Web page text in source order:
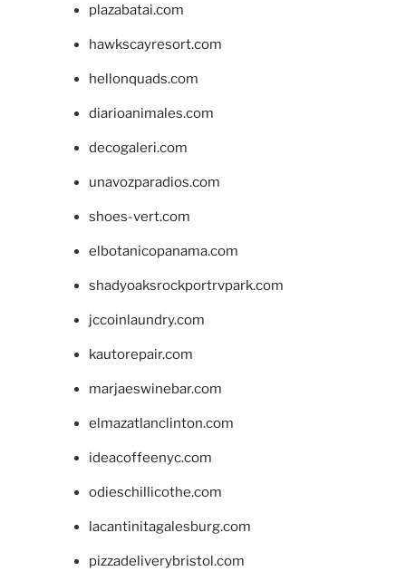
plazabatai.com
hawkscayresort.com
hellonquads.com
diarioanimales.com
decogaleri.com
unavozparadios.com
shoes-vert.com
elbotanicopanama.com
shadyoaksrockportrvpark.com
jccoinlaundry.com
kautorepair.com
marjaeswinebar.com
elmazatlanclinton.com
ideacoffeenyc.com
odieschillicothe.com
lacantinitagalesburg.com
pizzadeliverybristol.com